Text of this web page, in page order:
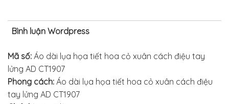
Bình luận Wordpress
Mã số: Áo dài lụa họa tiết hoa cỏ xuân cách điệu tay
lửng AD CT1907
Phong cách: Áo dài lụa họa tiết hoa cỏ xuân cách điệu
tay lửng AD CT1907